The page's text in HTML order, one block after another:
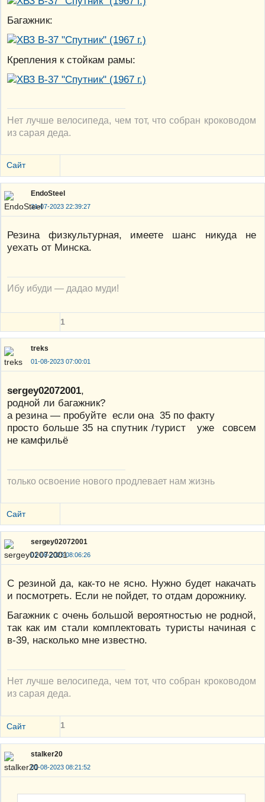
Багажник:
Крепления к стойкам рамы:
Нет лучше велосипеда, чем тот, что собран кроководом
из сарая деда.
Сайт
EndoSteel
31-07-2023 22:39:27
Резина физкультурная, имеете шанс никуда не
уехать от Минска.
Ибу ибуди — дадао муди!
1
treks
01-08-2023 07:00:01
sergey02072001,
родной ли багажник?
а резина — пробуйте если она 35 по факту
просто больше 35 на спутник /турист уже совсем
не камфильё
только освоение нового продлевает нам жизнь
Сайт
sergey02072001
01-08-2023 08:06:26
С резиной да, как-то не ясно. Нужно будет накачать
и посмотреть. Если не пойдет, то отдам дорожнику.
Багажник с очень большой вероятностью не родной,
так как им стали комплектовать туристы начиная с
в-39, насколько мне известно.
Нет лучше велосипеда, чем тот, что собран кроководом
из сарая деда.
Сайт 1
stalker20
01-08-2023 08:21:52